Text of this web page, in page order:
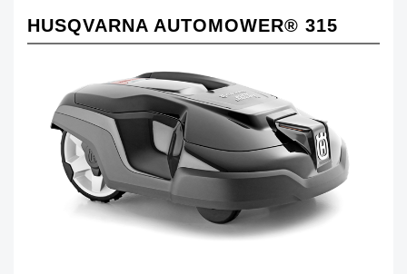
HUSQVARNA AUTOMOWER® 315